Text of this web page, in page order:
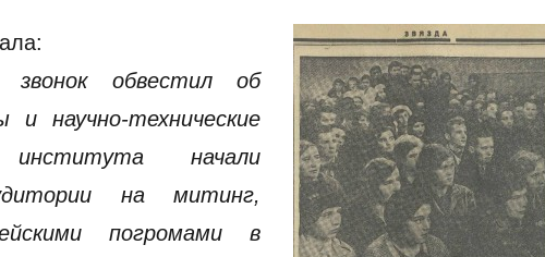
звонок обвестил об
научно-технические
института начали
на митинг,
погромами в